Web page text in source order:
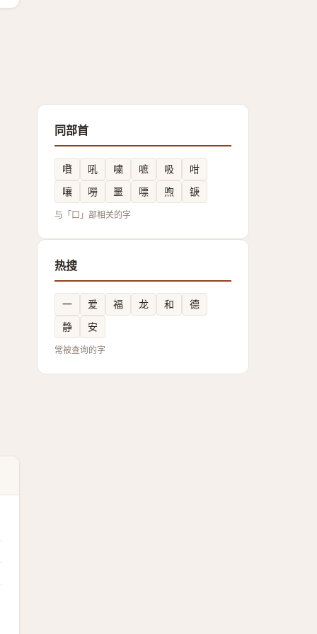
同部首
嚽 吼 嘨 嗻 吸
咁
嚷
嘮 噩 嘌 喣 㗮
与「口」部相关的字
热搜
一 爱 福 龙 和
德
静
安
常被查询的字